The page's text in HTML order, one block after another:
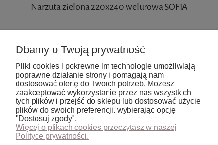
Narzuta zielona 220x240 welurowa SOFIA
181,00 zł
147,15 zł
do koszyka
«
Dbamy o Twoją prywatność
Pliki cookies i pokrewne im technologie umożliwiają
poprawne działanie strony i pomagają nam
dostosować ofertę do Twoich potrzeb. Możesz
zaakceptować wykorzystanie przez nas wszystkich
tych plików i przejść do sklepu lub dostosować użycie
plików do swoich preferencji, wybierając opcję
"Dostosuj zgody".
Więcej o plikach cookies przeczytasz w naszej
Polityce prywatności.